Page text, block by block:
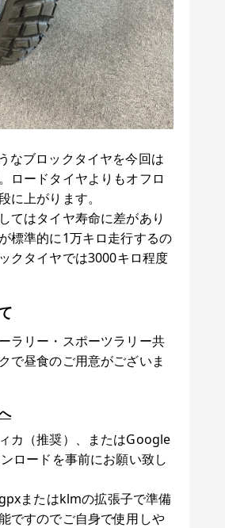
なブロックタイヤを今回は
ロードタイヤよりもオフロ
に上がります。
てはタイヤ寿命に差があり
標準的に1万キロ走行するの
クタイヤでは3000キロ程度
ラリー・スポーツラリー共
で昼食のご用意がございま
カ（推奨）、またはGoogle
ロードを事前にお願い致し
またはklmの拡張子で準備
ですのでご自身で使用しや